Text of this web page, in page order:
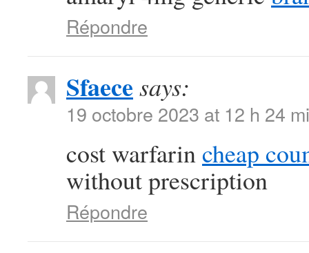
Répondre
Sfaece says:
19 octobre 2023 at 12 h 24
cost warfarin cheap
without prescription
Répondre